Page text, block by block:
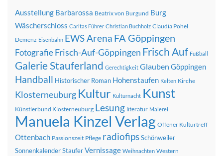
Ausstellung Barbarossa Beatrix von Burgund Burg
Wäscherschloss Caritas Führer Christian Buchholz Claudia Pohel
Demenz Eisenbahn EWS Arena FA Göppingen
FotografieFrisch-Auf-Göppingen Frisch Auf Fußball
Galerie Stauferland Gerechtigkeit Glauben Göppingen
Handball Historischer Roman Hohenstaufen Kelten Kirche
Klosterneuburg Kultur Kulturnacht Kunst
Künstlerbund Klosterneuburg Lesung literatur Malerei
Manuela Kinzel Verlag Offener Kulturtreff
Ottenbach Passionszeit Pflege radiofipsSchönweiler
SonnenkalenderStauferVernissage Weihnachten Western